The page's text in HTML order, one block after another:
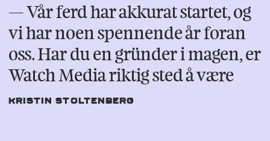
― Vår ferd har akkurat startet, og
vi har noen spennende år foran
oss. Har du en gründer i magen, er
Watch Media riktig sted å være
Kristin Stoltenberg